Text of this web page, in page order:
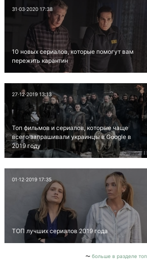
31⋅03⋅2020 17:38
10 новых сериалов, которые помогут вам
пережить карантин
27⋅12⋅2019 13:13
Топ фильмов и сериалов, которые чаще
всего запрашивали украинцы в Google в
2019 году
01⋅12⋅2019 17:35
ТОП лучших сериалов 2019 года
больше в разделе топ